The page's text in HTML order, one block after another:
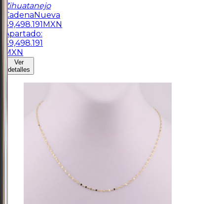
Zihuatanejo
CadenaNueva
$9,498.191MXN
Apartado:
$9,498.191
MXN
Ver
detalles